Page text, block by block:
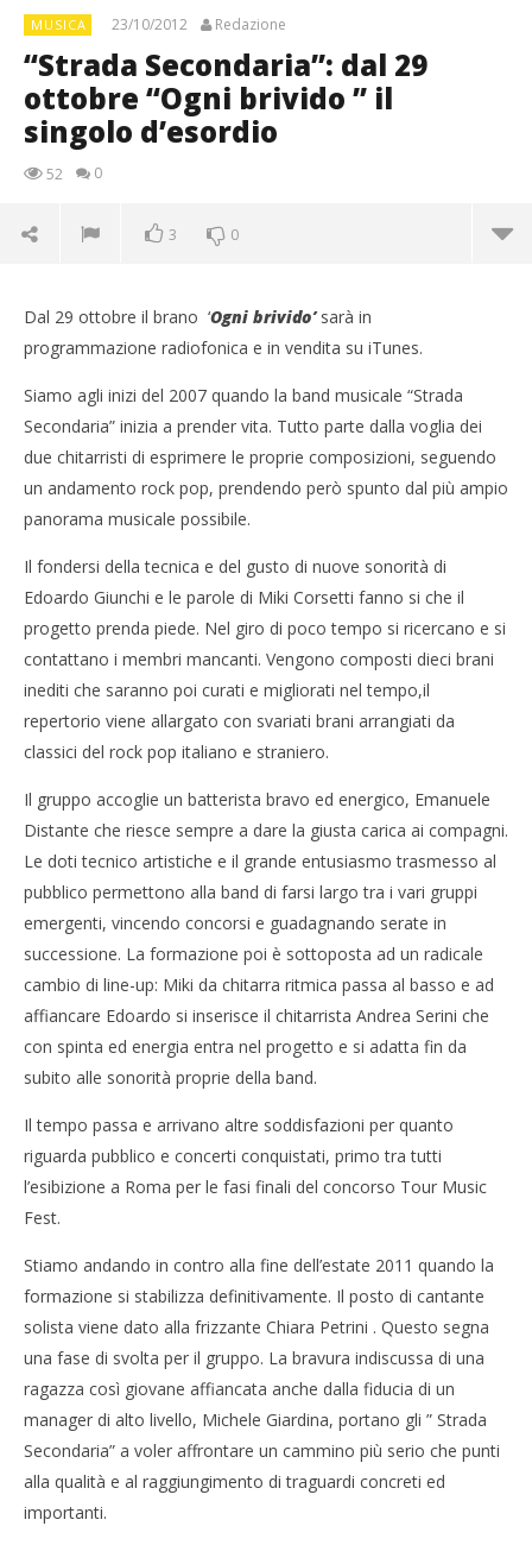
MUSICA 23/10/2012 Redazione
“Strada Secondaria”: dal 29
ottobre “Ogni brivido ” il
singolo d’esordio
52 0
3 0
NOW VIEWING
“Strada Secondaria”: dal 29 ottobre “Ogni brivido ” il
23/10/2012
Redazione
Dal 29 ottobre il brano ‘Ogni brivido’sarà in
programmazione radiofonica e in vendita su iTunes.
Siamo agli inizi del 2007 quando la band musicale “Strada
Secondaria” inizia a prender vita. Tutto parte dalla voglia dei
due chitarristi di esprimere le proprie composizioni, seguendo
un andamento rock pop, prendendo però spunto dal più ampio
panorama musicale possibile.
Il fondersi della tecnica e del gusto di nuove sonorità di
Edoardo Giunchi e le parole di Miki Corsetti fanno si che il
progetto prenda piede. Nel giro di poco tempo si ricercano e si
contattano i membri mancanti. Vengono composti dieci brani
inediti che saranno poi curati e migliorati nel tempo,il
repertorio viene allargato con svariati brani arrangiati da
classici del rock pop italiano e straniero.
Il gruppo accoglie un batterista bravo ed energico, Emanuele
Distante che riesce sempre a dare la giusta carica ai compagni.
Le doti tecnico artistiche e il grande entusiasmo trasmesso al
pubblico permettono alla band di farsi largo tra i vari gruppi
emergenti, vincendo concorsi e guadagnando serate in
successione. La formazione poi è sottoposta ad un radicale
cambio di line-up: Miki da chitarra ritmica passa al basso e ad
affiancare Edoardo si inserisce il chitarrista Andrea Serini che
con spinta ed energia entra nel progetto e si adatta fin da
subito alle sonorità proprie della band.
Il tempo passa e arrivano altre soddisfazioni per quanto
riguarda pubblico e concerti conquistati, primo tra tutti
l’esibizione a Roma per le fasi finali del concorso Tour Music
Fest.
Stiamo andando in contro alla fine dell’estate 2011 quando la
formazione si stabilizza definitivamente. Il posto di cantante
solista viene dato alla frizzante Chiara Petrini . Questo segna
una fase di svolta per il gruppo. La bravura indiscussa di una
ragazza così giovane affiancata anche dalla fiducia di un
manager di alto livello, Michele Giardina, portano gli ” Strada
Secondaria” a voler affrontare un cammino più serio che punti
alla qualità e al raggiungimento di traguardi concreti ed
importanti.